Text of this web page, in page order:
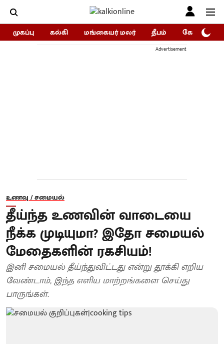
முகப்பு கல்கி மங்கையர் மலர் தீபம் கோகுலம்/
Advertisement
உணவு / சமையல்
தீய்ந்த உணவின் வாடையை
நீக்க முடியுமா? இதோ சமையல்
மேதைகளின் ரகசியம்!
இனி சமையல் தீய்ந்துவிட்டது என்று தூக்கி எறிய
வேண்டாம், இந்த எளிய மாற்றங்களை செய்து
பாருங்கள்.